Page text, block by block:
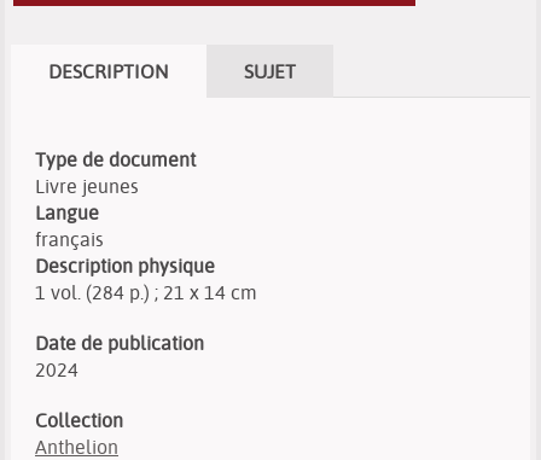
DESCRIPTION SUJET
Type de document
Livre jeunes
Langue
français
Description physique
1 vol. (284 p.) ; 21 x 14 cm
Date de publication
2024
Collection
Anthelion